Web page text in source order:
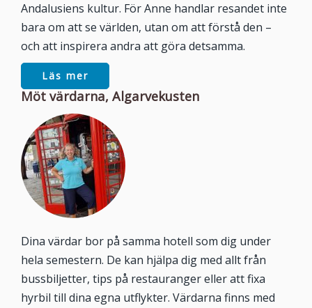
Andalusiens kultur. För Anne handlar resandet inte
bara om att se världen, utan om att förstå den –
och att inspirera andra att göra detsamma.
Läs mer
Möt värdarna, Algarvekusten
Dina värdar bor på samma hotell som dig under
hela semestern. De kan hjälpa dig med allt från
bussbiljetter, tips på restauranger eller att fixa
hyrbil till dina egna utflykter. Värdarna finns med